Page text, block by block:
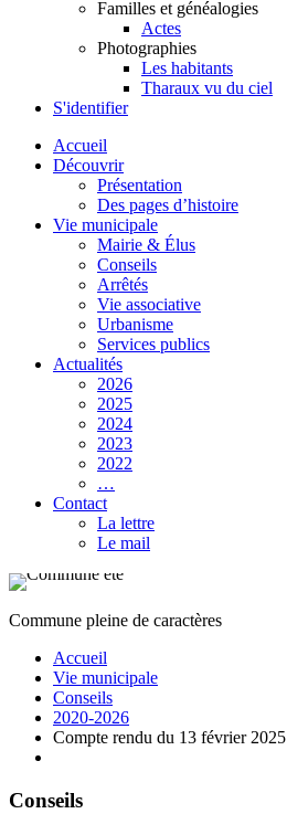
Familles et généalogies
Actes
Photographies
Les habitants
Tharaux vu du ciel
S'identifier
Accueil
Découvrir
Présentation
Des pages d’histoire
Vie municipale
Mairie & Élus
Conseils
Arrêtés
Vie associative
Urbanisme
Services publics
Actualités
2026
2025
2024
2023
2022
…
Contact
La lettre
Le mail
Commune pleine de caractères
Accueil
Vie municipale
Conseils
2020-2026
Compte rendu du 13 février 2025
Conseils